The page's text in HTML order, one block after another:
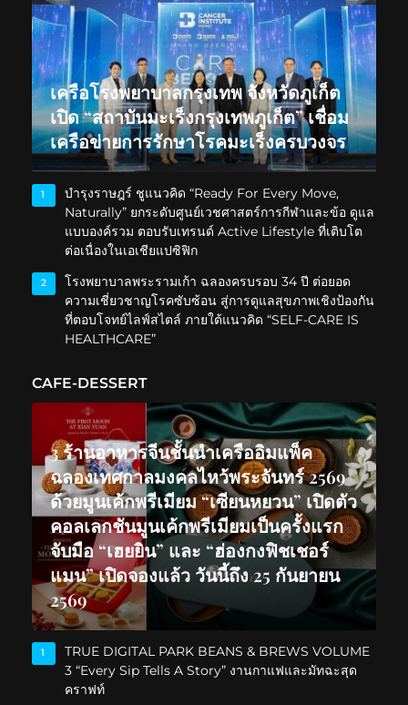
เครือโรงพยาบาลกรุงเทพ จังหวัดภูเก็ต
เปิด “สถาบันมะเร็งกรุงเทพภูเก็ต” เชื่อม
เครือข่ายการรักษาโรคมะเร็งครบวงจร
1
บำรุงราษฎร์ ชูแนวคิด “Ready For Every Move,
Naturally” ยกระดับศูนย์เวชศาสตร์การกีฬาและข้อ ดูแล
แบบองค์รวม ตอบรับเทรนด์ Active Lifestyle ที่เติบโต
ต่อเนื่องในเอเชียแปซิฟิก
2
โรงพยาบาลพระรามเก้า ฉลองครบรอบ 34 ปี ต่อยอด
ความเชี่ยวชาญโรคซับซ้อน สู่การดูแลสุขภาพเชิงป้องกัน
ที่ตอบโจทย์ไลฟ์สไตล์ ภายใต้แนวคิด “SELF-CARE IS
HEALTHCARE”
CAFE-DESSERT
3 ร้านอาหารจีนชั้นนำเครืออิมแพ็ค
ฉลองเทศกาลมงคลไหว้พระจันทร์ 2569
ด้วยมูนเค้กพรีเมียม “เซียนหยวน” เปิดตัว
คอลเลกชันมูนเค้กพรีเมียมเป็นครั้งแรก
จับมือ “เฮยยิน” และ “ฮ่องกงฟิชเชอร์
แมน” เปิดจองแล้ว วันนี้ถึง 25 กันยายน
2569
1
TRUE DIGITAL PARK BEANS & BREWS VOLUME
3 “Every Sip Tells A Story” งานกาแฟและมัทฉะสุด
คราฟท์